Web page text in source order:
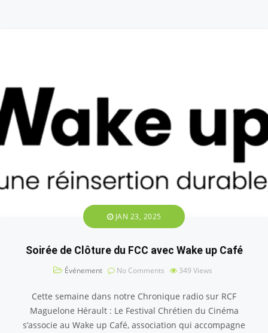
JAN 23, 2025
Soirée de Clôture du FCC avec Wake up Café
Événement No Comments 349 Views
Cette semaine dans notre Chronique radio sur RCF
Maguelone Hérault : Le Festival Chrétien du Cinéma
s’associe au Wake up Café, association qui accompagne